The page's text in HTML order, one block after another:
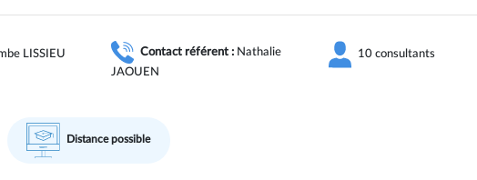
LISSIEU Contact référent : Nathalie
JAOUEN
10 consultants
Distance possible